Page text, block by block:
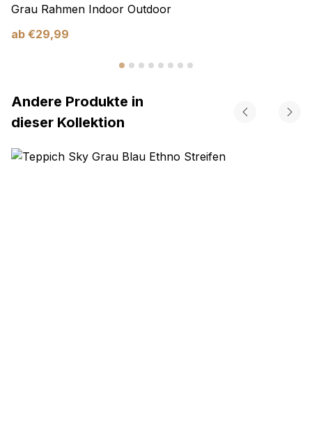
Grau Rahmen Indoor Outdoor
ab €29,99
Andere Produkte in
dieser Kollektion